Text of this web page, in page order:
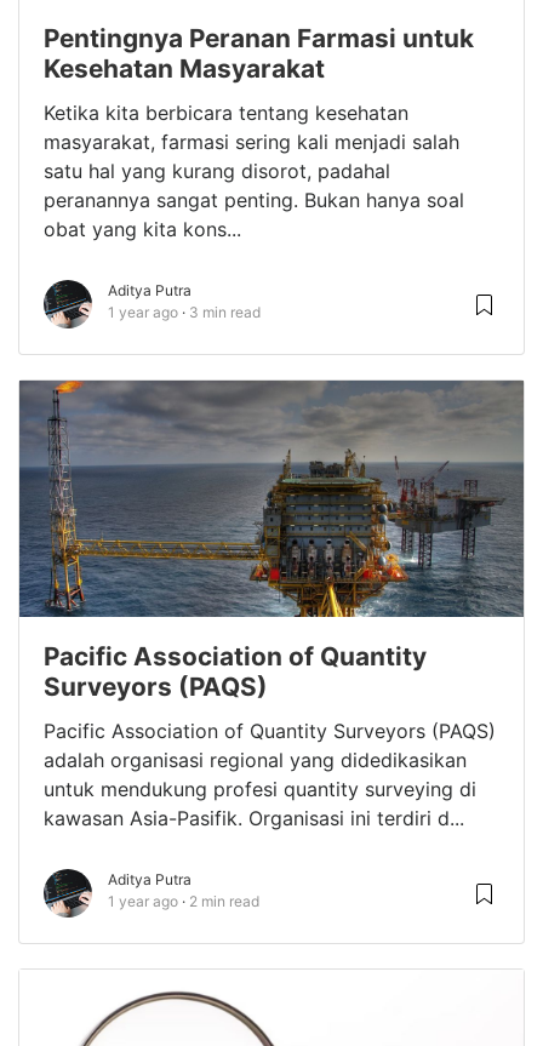
Pentingnya Peranan Farmasi untuk
Kesehatan Masyarakat
Ketika kita berbicara tentang kesehatan
masyarakat, farmasi sering kali menjadi salah
satu hal yang kurang disorot, padahal
peranannya sangat penting. Bukan hanya soal
obat yang kita kons...
Aditya Putra
1 year ago
3 min read
Pacific Association of Quantity
Surveyors (PAQS)
Pacific Association of Quantity Surveyors (PAQS)
adalah organisasi regional yang didedikasikan
untuk mendukung profesi quantity surveying di
kawasan Asia-Pasifik. Organisasi ini terdiri d...
Aditya Putra
1 year ago
2 min read